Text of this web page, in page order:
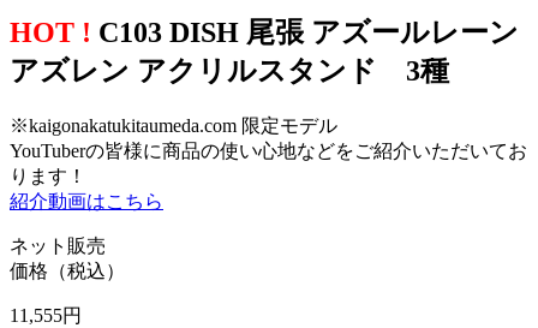
HOT ! C103 DISH 尾張 アズールレーン
アズレン アクリルスタンド 3種
※kaigonakatukitaumeda.com 限定モデル
YouTuberの皆様に商品の使い心地などをご紹介いただいてお
ります！
紹介動画はこちら
ネット販売
価格（税込）
11,555円